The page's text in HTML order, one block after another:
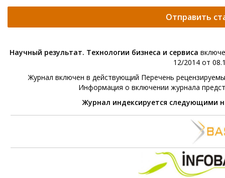
Отправить
Научный результат. Технологии бизнеса и сервиса
12/2014 от
Журнал включен в действующий Перечень
Информация о включении журнала
Журнал индексируется следующими